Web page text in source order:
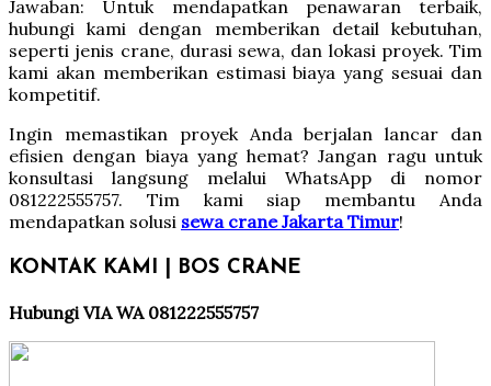
Jawaban: Untuk mendapatkan penawaran terbaik,
hubungi kami dengan memberikan detail kebutuhan,
seperti jenis crane, durasi sewa, dan lokasi proyek. Tim
kami akan memberikan estimasi biaya yang sesuai dan
kompetitif.
Ingin memastikan proyek Anda berjalan lancar dan
efisien dengan biaya yang hemat? Jangan ragu untuk
konsultasi langsung melalui WhatsApp di nomor
081222555757. Tim kami siap membantu Anda
mendapatkan solusi sewa crane Jakarta Timur!
KONTAK KAMI | BOS CRANE
Hubungi VIA WA 081222555757